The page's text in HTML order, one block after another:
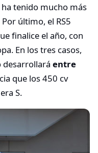
tenido mucho más
último, el RS5
finalice el año, con
En los tres casos,
desarrollará entre
que los 450 cv
S.